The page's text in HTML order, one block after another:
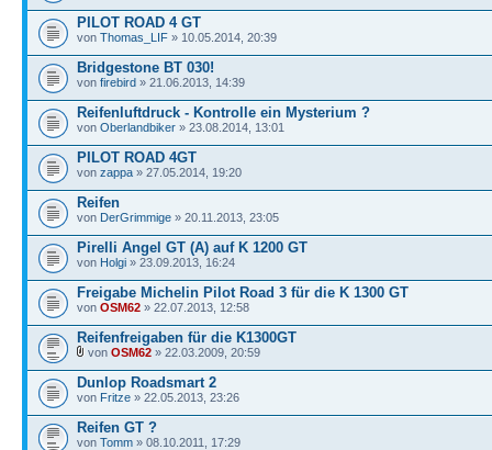
PILOT ROAD 4 GT
von Thomas_LIF » 10.05.2014, 20:39
Bridgestone BT 030!
von firebird » 21.06.2013, 14:39
Reifenluftdruck - Kontrolle ein Mysterium ?
von Oberlandbiker » 23.08.2014, 13:01
PILOT ROAD 4GT
von zappa » 27.05.2014, 19:20
Reifen
von DerGrimmige » 20.11.2013, 23:05
Pirelli Angel GT (A) auf K 1200 GT
von Holgi » 23.09.2013, 16:24
Freigabe Michelin Pilot Road 3 für die K 1300 GT
von OSM62 » 22.07.2013, 12:58
Reifenfreigaben für die K1300GT
von OSM62 » 22.03.2009, 20:59
Dunlop Roadsmart 2
von Fritze » 22.05.2013, 23:26
Reifen GT ?
von Tomm » 08.10.2011, 17:29